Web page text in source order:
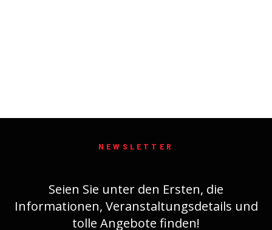
NEWSLETTER
Seien Sie unter den Ersten, die
Informationen, Veranstaltungsdetails und
tolle Angebote finden!